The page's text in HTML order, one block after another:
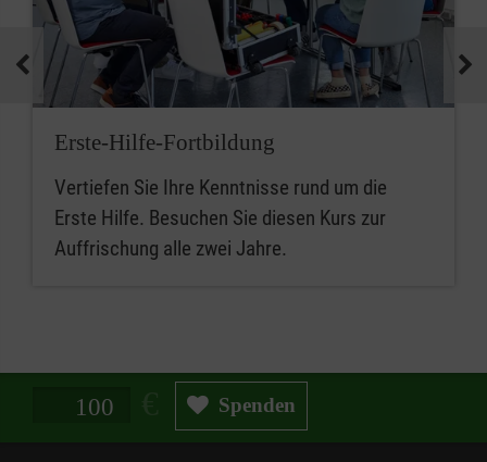
Erste-Hilfe-Fortbildung
Vertiefen Sie Ihre Kenntnisse rund um die
Erste Hilfe. Besuchen Sie diesen Kurs zur
Auffrischung alle zwei Jahre.
Spendenbetrag in Euro Spenden